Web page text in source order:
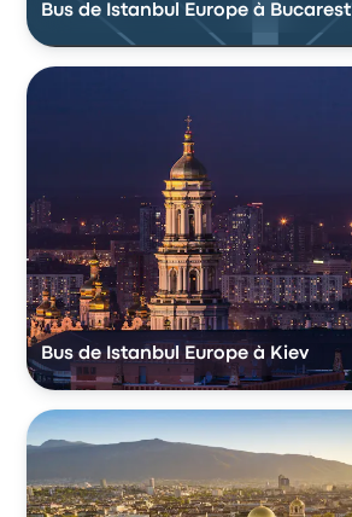
Bus de Istanbul Europe à Bucarest
Bus de Istanbul Europe à Kiev